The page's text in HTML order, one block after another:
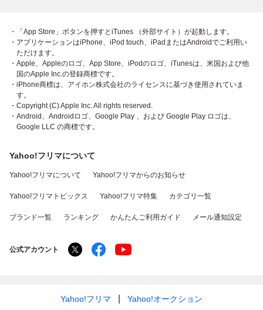
・「App Store」ボタンを押すとiTunes （外部サイト）が起動します。
・アプリケーションはiPhone、iPod touch、iPadまたはAndroidでご利用い
ただけます。
・Apple、Appleのロゴ、App Store、iPodのロゴ、iTunesは、米国および他
国のApple Inc.の登録商標です。
・iPhone商標は、アイホン株式会社のライセンスに基づき使用されていま
す。
・Copyright (C) Apple Inc. All rights reserved.
・Android、Androidロゴ、Google Play 、および Google Play ロゴは、
Google LLC の商標です。
Yahoo!フリマについて
Yahoo!フリマについて Yahoo!フリマからのお知らせ
Yahoo!フリマトピックス Yahoo!フリマ特集 カテゴリ一覧
ブランド一覧 ランキング かんたんご利用ガイド メール通知設定
公式アカウント
Yahoo!フリマ
Yahoo!オークション